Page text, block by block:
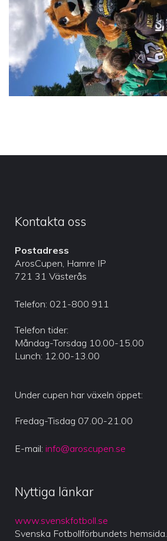
Kontakta oss
Postadress
ArosCupen, Hamre IP
721 31 Västerås
Telefon: 021-800 911
Telefon tider:
Måndag-Torsdag 10.00-15.00
Lunch: 12.00-13.00
Under cupen har växeln öppet:
Fredag-Tisdag 07.00-21.00
E-mail: info@aroscupen.se
Nyttiga länkar
www.svenskfotboll.se
Svenska Fotbollförbundets hemsida.